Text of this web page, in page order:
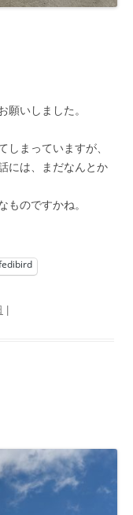
願いしました。
しまっていますが、
には、まだなんとか
ものですかね。